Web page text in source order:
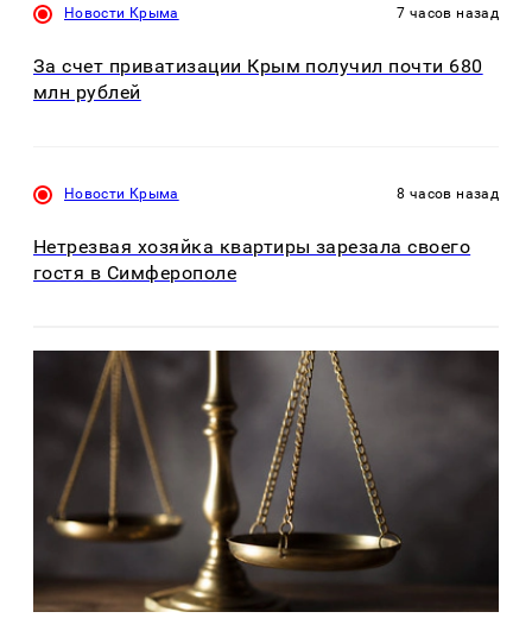
Новости Крыма 7 часов назад
За счет приватизации Крым получил почти 680
млн рублей
Новости Крыма 8 часов назад
Нетрезвая хозяйка квартиры зарезала своего
гостя в Симферополе